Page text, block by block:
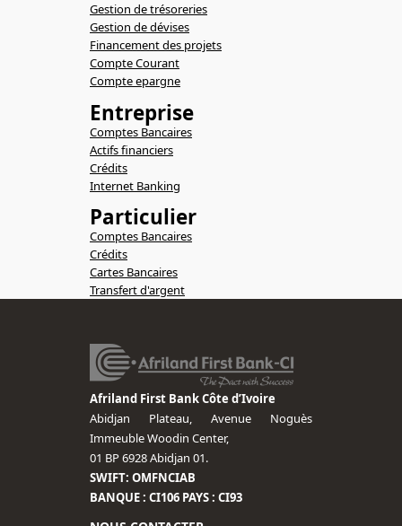
Gestion de trésoreries
Gestion de dévises
Financement des projets
Compte Courant
Compte epargne
Entreprise
Comptes Bancaires
Actifs financiers
Crédits
Internet Banking
Particulier
Comptes Bancaires
Crédits
Cartes Bancaires
Transfert d'argent
Afriland First Bank Côte d’Ivoire
Abidjan Plateau, Avenue Noguès
Immeuble Woodin Center,
01 BP 6928 Abidjan 01.
SWIFT: OMFNCIAB
BANQUE : CI106 PAYS : CI93